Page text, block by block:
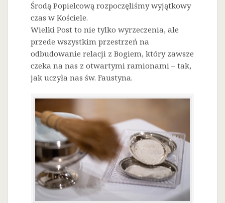
Środą Popielcową rozpoczęliśmy wyjątkowy
czas w Kościele.
Wielki Post to nie tylko wyrzeczenia, ale
przede wszystkim przestrzeń na
odbudowanie relacji z Bogiem, który zawsze
czeka na nas z otwartymi ramionami – tak,
jak uczyła nas św. Faustyna.